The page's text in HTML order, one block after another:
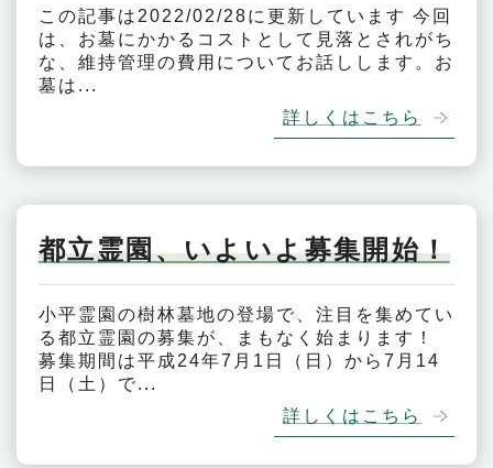
この記事は2022/02/28に更新しています 今回
は、お墓にかかるコストとして見落とされがち
な、維持管理の費用についてお話しします。お
墓は...
詳しくはこちら
都立霊園、いよいよ募集開始！
小平霊園の樹林墓地の登場で、注目を集めてい
る都立霊園の募集が、まもなく始まります！
募集期間は平成24年7月1日（日）から7月14
日（土）で...
詳しくはこちら